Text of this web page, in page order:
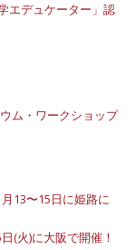
エデュケーター」認
ム・ワークショップ
13〜15日に姫路に
(火)に大阪で開催！